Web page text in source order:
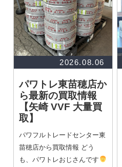
2026.08.06
パワトレ東苗穂店か
ら最新の買取情報
【矢崎 VVF 大量買
取】
パワフルトレードセンター東
苗穂店から買取情報 どう
も、パワトレおじさんです